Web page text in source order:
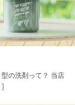
の洗剤って？ 当店